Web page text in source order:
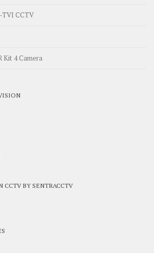
TVI CCTV
Kit 4 Camera
CCTV BY SENTRACCTV